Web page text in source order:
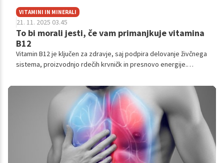
VITAMINI IN MINERALI
21. 11. 2025 03.45
To bi morali jesti, če vam primanjkuje vitamina
B12
Vitamin B12 je ključen za zdravje, saj podpira delovanje živčnega
sistema, proizvodnjo rdečih krvničk in presnovo energije.
utrujenosti, težav s spominom in živčnimi motnjami. Največ
vitamina B12 najdemo v živilih živalskega izvora, kar lahko
predstavlja izziv za vegetarijance in vegane, zato je v teh
primerih priporočljiva tudi uporaba dodatkov ali utrjenih živil.